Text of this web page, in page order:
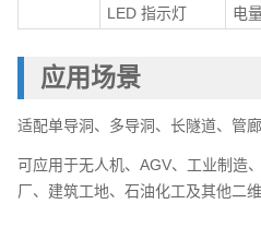
LED 指示灯 电
应用场景
适配单导洞、多导洞、长隧道、管
可应用于无人机、AGV、工业制造
厂、建筑工地、石油化工及其他二维